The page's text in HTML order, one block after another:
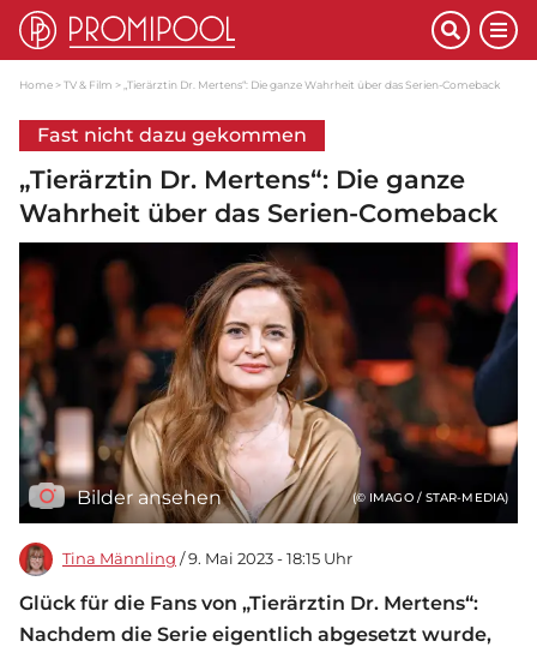
Home TV & Film „Tierärztin Dr. Mertens“: Die ganze Wahrheit über das Serien-Comeback
Fast nicht dazu gekommen
„Tierärztin Dr. Mertens“: Die ganze
Wahrheit über das Serien-Comeback
Bilder ansehen (© IMAGO / STAR-MEDIA)
Tina Männling / 9. Mai 2023 - 18:15 Uhr
Glück für die Fans von „Tierärztin Dr. Mertens“:
Nachdem die Serie eigentlich abgesetzt wurde,